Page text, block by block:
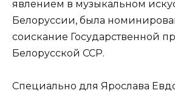
явлением в музыкальном
Белоруссии, была
соискание Государственной
Белорусской ССР.
Специально для Ярослава